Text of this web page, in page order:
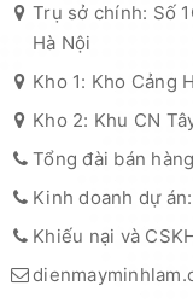
Trụ sở chính: Số
Hà Nội
Kho 1: Kho Cảng
Kho 2: Khu CN
Tổng đài bán
Kinh doanh dự
Khiếu nại và